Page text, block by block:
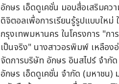
อักษร เอ็ดดูเคชั่น มอบสื่อเสริมคว
ดิจิตอลเพื่อการเรียนรู้รูปแบบใหม่
กรุงเทพมหานคร ในโครงการ "ก
เป็นจริง" นางสาวอรพิมพ์ เหลือง
จัดการบริษัท อักษร อินสไปร์ จำกั
อักษร เอ็ดดูเคชั่น จำกัด (มหาชน)